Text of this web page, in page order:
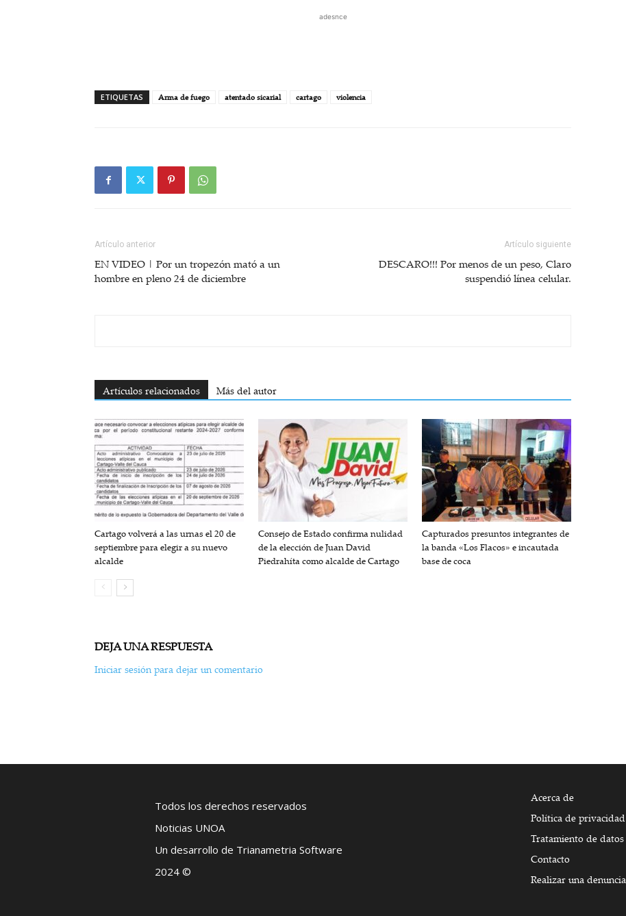
adesnce
ETIQUETAS Arma de fuego atentado sicarial cartago violencia
Artículo anterior
EN VIDEO | Por un tropezón mató a un
hombre en pleno 24 de diciembre
Artículo siguiente
DESCARO!!! Por menos de un peso, Claro
suspendió línea celular.
Artículos relacionados Más del autor
Cartago volverá a las urnas el 20 de
septiembre para elegir a su nuevo
alcalde
Consejo de Estado confirma nulidad
de la elección de Juan David
Piedrahíta como alcalde de Cartago
Capturados presuntos integrantes de
la banda «Los Flacos» e incautada
base de coca
DEJA UNA RESPUESTA
Iniciar sesión para dejar un comentario
Todos los derechos reservados
Noticias UNOA
Un desarrollo de Trianametria Software
2024 ©
Acerca de
Política de privacidad
Tratamiento de datos
Contacto
Realizar una denuncia